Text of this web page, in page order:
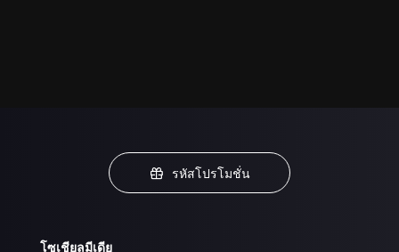
รหัสโปรโมชั่น
โซเชียลมีเดีย